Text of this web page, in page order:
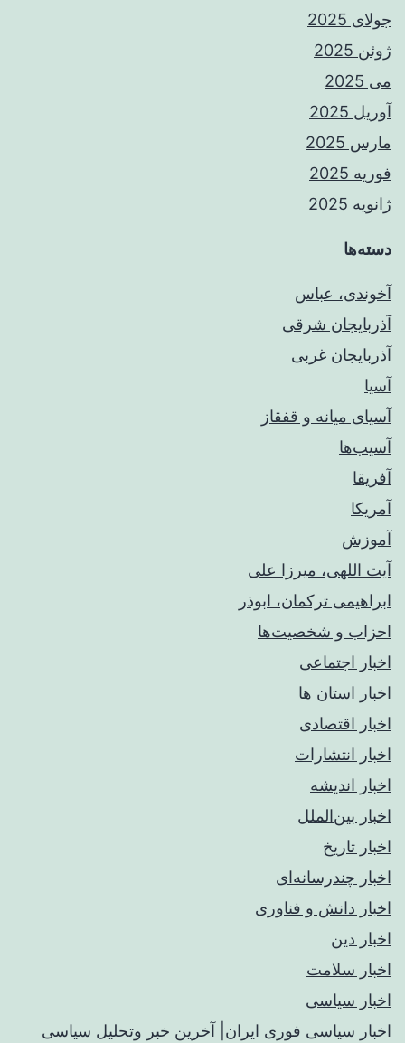
جولای 2025
ژوئن 2025
می 2025
آوریل 2025
مارس 2025
فوریه 2025
ژانویه 2025
دسته‌ها
آخوندی، عباس
آذربایجان شرقی
آذربایجان غربی
آسیا
آسیای میانه و قفقاز
آسیب‌ها
آفریقا
آمریکا
آموزش
آیت اللهی، میرزا علی
ابراهیمی ترکمان، ابوذر
احزاب و شخصیت‌ها
اخبار اجتماعی
اخبار استان ها
اخبار اقتصادی
اخبار انتشارات
اخبار اندیشه
اخبار بین‌الملل
اخبار تاریخ
اخبار چندرسانه‌ای
اخبار دانش و فناوری
اخبار دین
اخبار سلامت
اخبار سیاسی
اخبار سیاسی فوری ایران| آخرین خبر وتحلیل سیاسی